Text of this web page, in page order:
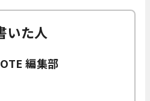
いた人
編集部